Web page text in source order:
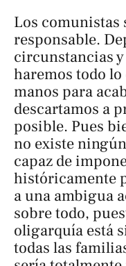
Los comunistas
responsable.
circunstancias
haremos todo lo
manos para
descartamos a
posible. Pues
no existe
capaz de
históricamente
a una ambigua
sobre todo,
oligarquía está
todas las